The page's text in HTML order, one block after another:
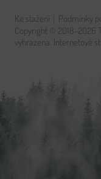
Ke stažení Podmínky
Copyright © 2018-2026
vyhrazena. Internetové